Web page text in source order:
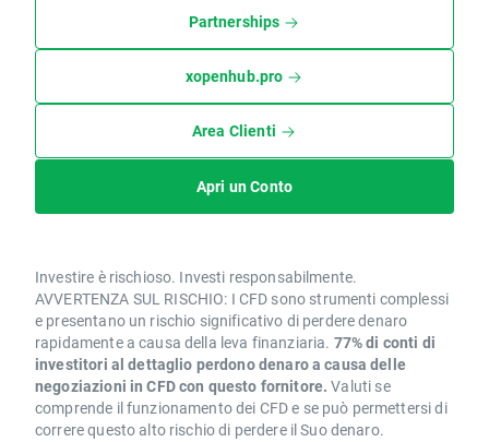
Partnerships
xopenhub.pro
Area Clienti
Apri un Conto
Investire è rischioso. Investi responsabilmente.
AVVERTENZA SUL RISCHIO: I CFD sono strumenti complessi
e presentano un rischio significativo di perdere denaro
rapidamente a causa della leva finanziaria. 77% di conti di
investitori al dettaglio perdono denaro a causa delle
negoziazioni in CFD con questo fornitore. Valuti se
comprende il funzionamento dei CFD e se può permettersi di
correre questo alto rischio di perdere il Suo denaro.